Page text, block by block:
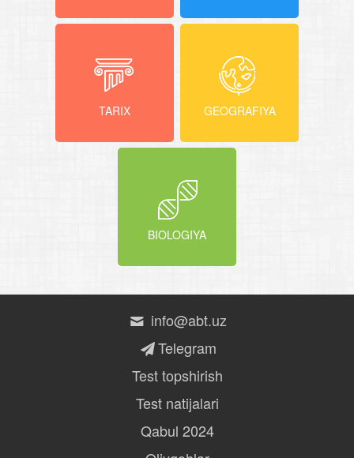
TARIX GEOGRAFIYA
BIOLOGIYA
info@abt.uz
Telegram
Test topshirish
Test natijalari
Qabul 2024